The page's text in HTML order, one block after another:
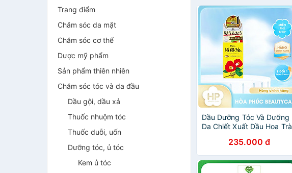
Trang điểm
Chăm sóc da mặt
Chăm sóc cơ thể
Dược mỹ phẩm
Sản phẩm thiên nhiên
Chăm sóc tóc và da đầu
Dầu gội, dầu xả
Thuốc nhuộm tóc
Thuốc duỗi, uốn
Dưỡng tóc, ủ tóc
Kem ủ tóc
Dầu Dưỡng Tóc Và Dưỡng
Da Chiết Xuất Dầu Hoa Trà
Camellia Oil - 47mL
235.000 đ